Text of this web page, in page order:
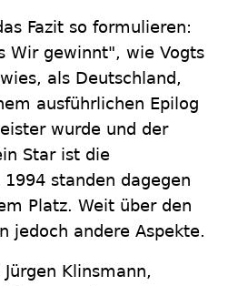
Fazit so formulieren:
Wir gewinnt", wie Vogts
als Deutschland,
ausführlichen Epilog
wurde und der
Star ist die
standen dagegen
Platz. Weit über den
jedoch andere Aspekte.
Klinsmann,